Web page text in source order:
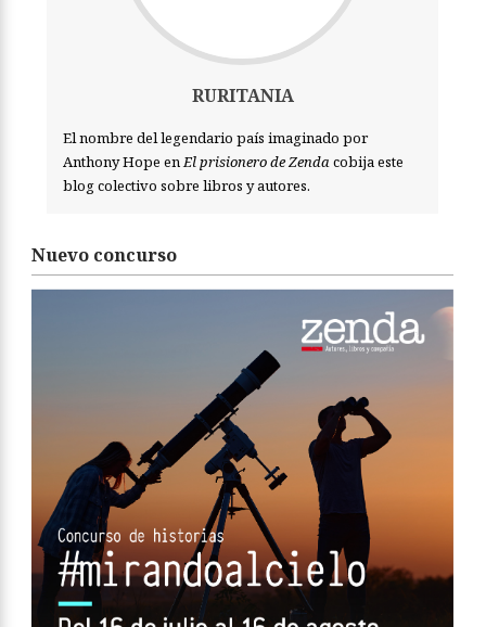
RURITANIA
El nombre del legendario país imaginado por
Anthony Hope en El prisionero de Zenda cobija este
blog colectivo sobre libros y autores.
Nuevo concurso